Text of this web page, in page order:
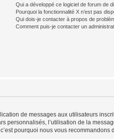
Qui a développé ce logiciel de forum de
Pourquoi la fonctionnalité X n’est pas
Qui dois-je contacter à propos de
Comment puis-je contacter un
de messages aux utilisateurs
personnalisés, l’utilisation de la
pourquoi nous vous recommandons